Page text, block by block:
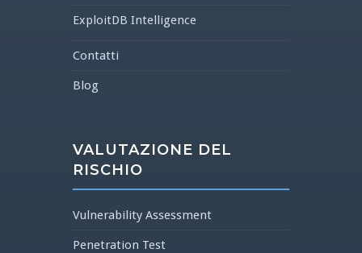
ExploitDB Intelligence
Contatti
Blog
VALUTAZIONE DEL
RISCHIO
Vulnerability Assessment
Penetration Test